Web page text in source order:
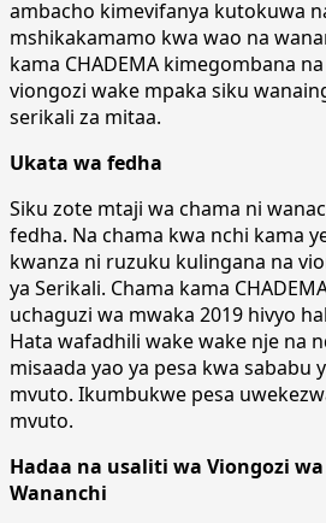
ambacho kimevifanya kutokuwa
mshikakamamo kwa wao na
kama CHADEMA kimegombana
viongozi wake mpaka siku
serikali za mitaa.
Ukata wa fedha
Siku zote mtaji wa chama ni
fedha. Na chama kwa nchi kama
kwanza ni ruzuku kulingana na
ya Serikali. Chama kama
uchaguzi wa mwaka 2019 hivyo
Hata wafadhili wake wake nje na
misaada yao ya pesa kwa sababu
mvuto. Ikumbukwe pesa
mvuto.
Hadaa na usaliti wa Viongozi
Wananchi